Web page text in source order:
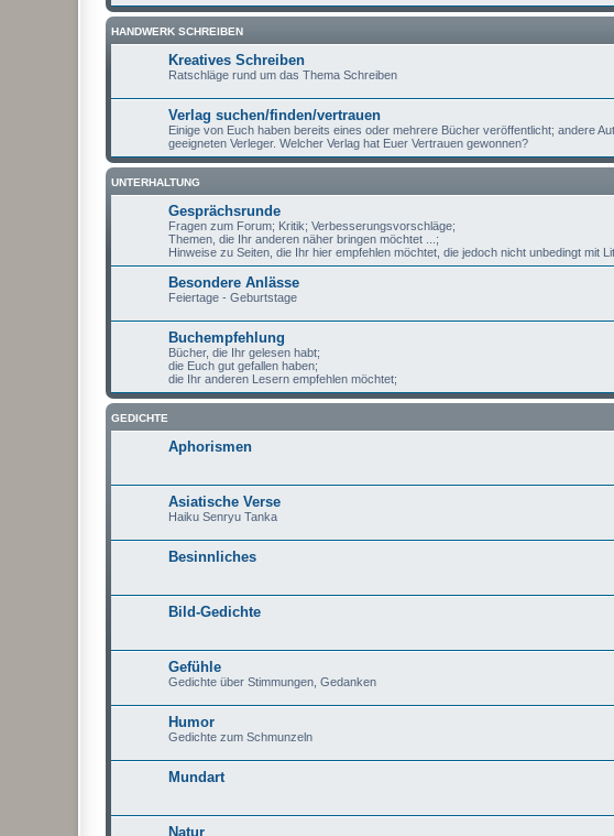
HANDWERK SCHREIBEN
Kreatives Schreiben
Ratschläge rund um das Thema Schreiben
Verlag suchen/finden/vertrauen
Einige von Euch haben bereits eines oder mehrere Bücher veröffentlicht; andere
geeigneten Verleger. Welcher Verlag hat Euer Vertrauen gewonnen?
UNTERHALTUNG
Gesprächsrunde
Fragen zum Forum; Kritik; Verbesserungsvorschläge;
Themen, die Ihr anderen näher bringen möchtet ...;
Hinweise zu Seiten, die Ihr hier empfehlen möchtet, die jedoch nicht unbedingt mit
Besondere Anlässe
Feiertage - Geburtstage
Buchempfehlung
Bücher, die Ihr gelesen habt;
die Euch gut gefallen haben;
die Ihr anderen Lesern empfehlen möchtet;
GEDICHTE
Aphorismen
Asiatische Verse
Haiku Senryu Tanka
Besinnliches
Bild-Gedichte
Gefühle
Gedichte über Stimmungen, Gedanken
Humor
Gedichte zum Schmunzeln
Mundart
Natur